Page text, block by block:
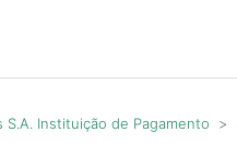
Instituição de Pagamento